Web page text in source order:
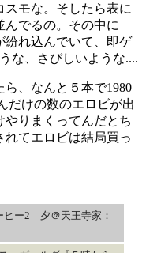
モな。そしたら表に
でるの。その中に
紛れ込んでいて、即ゲ
な、さびしいような....
、なんと５本で1980
だけの数のエロビが出
やりまくってんだとち
れてエロビは結局買っ
ー2 夕＠天王寺家：